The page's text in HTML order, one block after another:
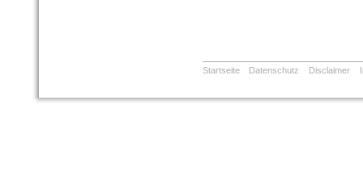
Startseite Datenschutz Disclaimer